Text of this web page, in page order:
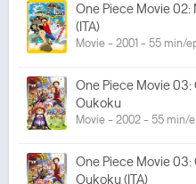
One Piece Movie
(ITA)
Movie - 2001 - 55 min/
One Piece Movie
Oukoku
Movie - 2002 - 55 min/
One Piece Movie
Oukoku (ITA)